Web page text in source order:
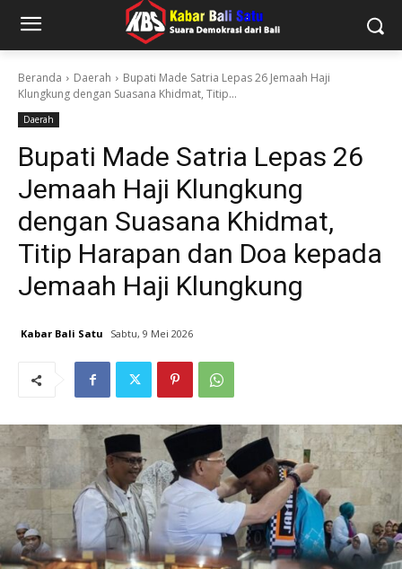
Beranda Daerah
Bupati Made Satria Lepas 26 Jemaah Haji
Klungkung dengan Suasana Khidmat, Titip...
Daerah
Bupati Made Satria Lepas 26
Jemaah Haji Klungkung
dengan Suasana Khidmat,
Titip Harapan dan Doa kepada
Jemaah Haji Klungkung
Kabar Bali Satu Sabtu, 9 Mei 2026